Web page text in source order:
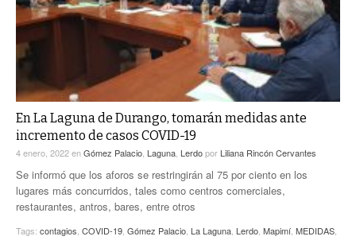
En La Laguna de Durango, tomarán medidas ante
incremento de casos COVID-19
4 enero, 2022enGómez Palacio Laguna Lerdopor Liliana Rincón Cervantes
Se informó que los aforos se restringirán al 75 por ciento en los
lugares más concurridos, tales como centros comerciales,
restaurantes, antros, bares, entre otros
Tags: contagios COVID-19 Gómez Palacio La Laguna Lerdo Mapimí MEDIDAS